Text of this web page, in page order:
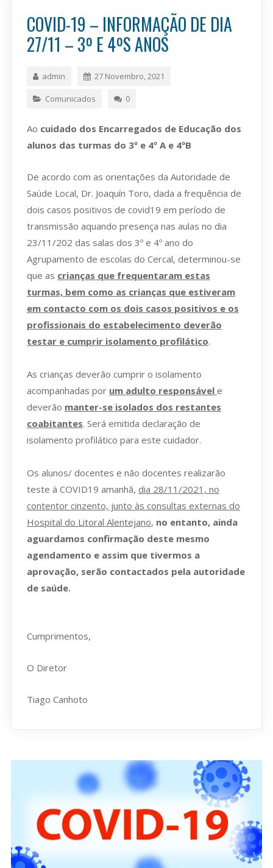
COVID-19 – INFORMAÇÃO DE DIA
27/11 – 3º E 4ºS ANOS
admin 27 Novembro, 2021
Comunicados 0
Ao cuidado dos Encarregados de Educação dos
alunos das turmas do 3º e 4º A e 4ºB
De acordo com as orientações da Autoridade de
Saúde Local, Dr. Joaquín Toro, dada a frequência de
dois casos positivos de covid19 em período de
transmissão aquando presença nas aulas no dia
23/11/202 das salas dos 3º e 4º ano do
Agrupamento de escolas do Cercal, determinou-se
que as crianças que frequentaram estas
turmas, bem como as crianças que estiveram
em contacto com os dois casos positivos e os
profissionais do estabelecimento deverão
testar e cumprir isolamento profilático.
As crianças deverão cumprir o isolamento
acompanhadas por um adulto responsável e
deverão manter-se isolados dos restantes
coabitantes. Será emitida declaração de
isolamento profilático para este cuidador.
Os alunos/ docentes e não docentes realizarão
teste à COVID19 amanhã, dia 28/11/2021, no
contentor cinzento, junto às consultas externas do
Hospital do Litoral Alentejano, no entanto, ainda
aguardamos confirmação deste mesmo
agendamento e assim que tivermos a
aprovação, serão contactados pela autoridade
de saúde.
Cumprimentos,
O Diretor
Tiago Canhoto